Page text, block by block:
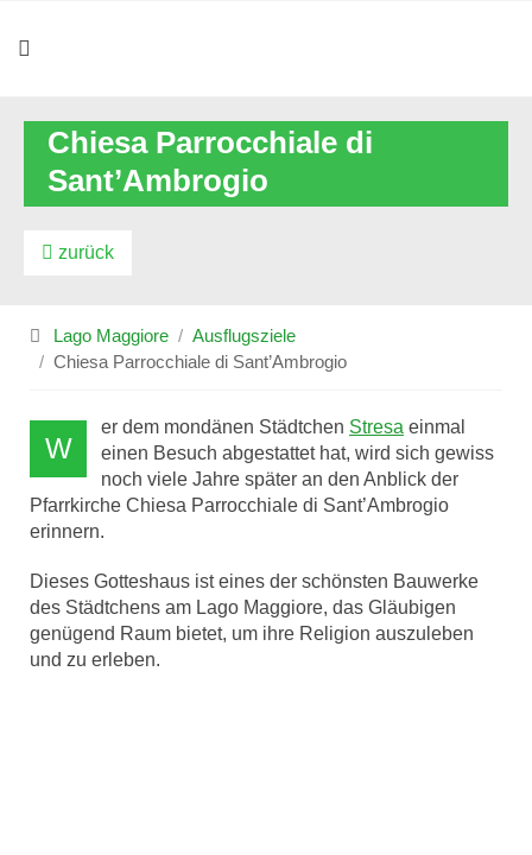
Chiesa Parrocchiale di
Sant’Ambrogio
zurück
Lago Maggiore
Ausflugsziele
Chiesa Parrocchiale di Sant’Ambrogio
W
er dem mondänen Städtchen Stresa einmal
einen Besuch abgestattet hat, wird sich gewiss
noch viele Jahre später an den Anblick der
Pfarrkirche Chiesa Parrocchiale di Sant’Ambrogio
erinnern.
Dieses Gotteshaus ist eines der schönsten Bauwerke
des Städtchens am Lago Maggiore, das Gläubigen
genügend Raum bietet, um ihre Religion auszuleben
und zu erleben.